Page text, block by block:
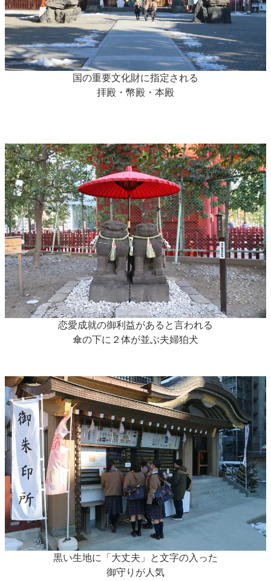
国の重要文化財に指定される
拝殿・幣殿・本殿
恋愛成就の御利益があると言われる
傘の下に２体が並ぶ夫婦狛犬
黒い生地に「大丈夫」と文字の入った
御守りが人気